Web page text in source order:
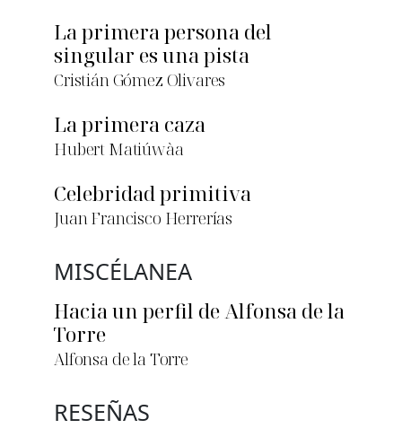
La primera persona del
singular es una pista
Cristián Gómez Olivares
La primera caza
Hubert Matiúwàa
Celebridad primitiva
Juan Francisco Herrerías
MISCÉLANEA
Hacia un perfil de Alfonsa de la
Torre
Alfonsa de la Torre
RESEÑAS